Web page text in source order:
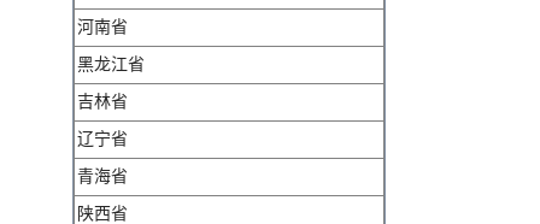
河南省
黑龙江省
吉林省
辽宁省
青海省
陕西省